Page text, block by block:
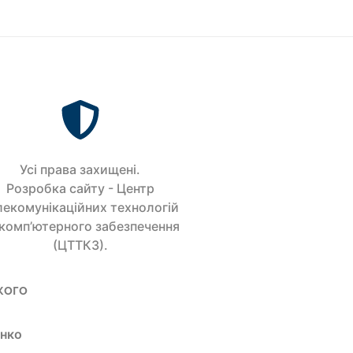
Усi права захищенi.
Розробка сайту - Центр
технологій
забезпечення
(ЦТТКЗ).